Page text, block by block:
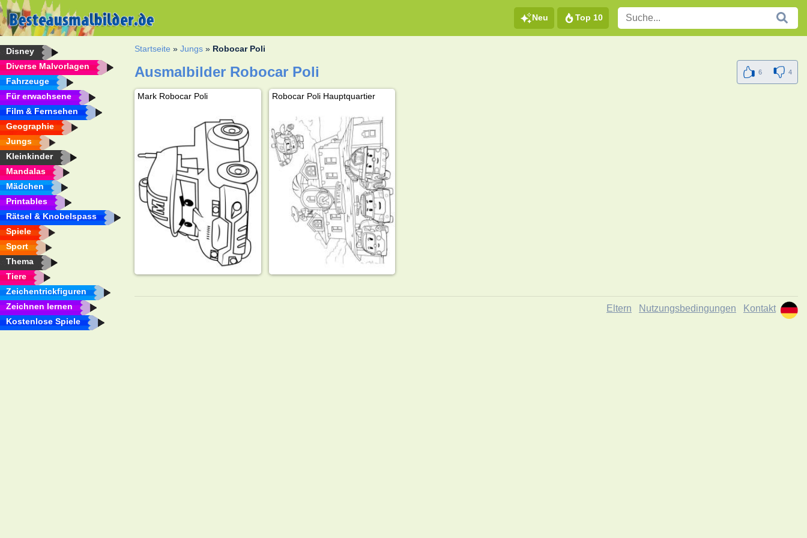
Neu Top 10
Disney
Diverse Malvorlagen
Fahrzeuge
Für erwachsene
Film & Fernsehen
Geographie
Jungs
Kleinkinder
Mandalas
Mädchen
Printables
Rätsel & Knobelspass
Spiele
Sport
Thema
Tiere
Zeichentrickfiguren
Zeichnen lernen
Kostenlose Spiele
Startseite »Jungs » Robocar Poli
Ausmalbilder Robocar Poli 6 4
Mark Robocar Poli Robocar Poli Hauptquartier
Eltern Nutzungsbedingungen Kontakt